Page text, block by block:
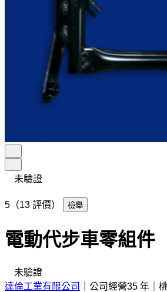
未驗證
5（13 評價） 檢舉
電動代步車零組件
未驗證
達倫工業有限公司
公司經營35 年